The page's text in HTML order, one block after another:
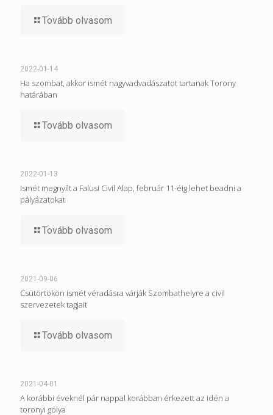
Tovább olvasom
2022-01-14
Ha szombat, akkor ismét nagyvadvadászatot tartanak Torony
határában
Tovább olvasom
2022-01-13
Ismét megnyílt a Falusi Civil Alap, február 11-éig lehet beadni a
pályázatokat
Tovább olvasom
2021-09-06
Csütörtökön ismét véradásra várják Szombathelyre a civil
szervezetek tagjait
Tovább olvasom
2021-04-01
A korábbi éveknél pár nappal korábban érkezett az idén a
toronyi gólya